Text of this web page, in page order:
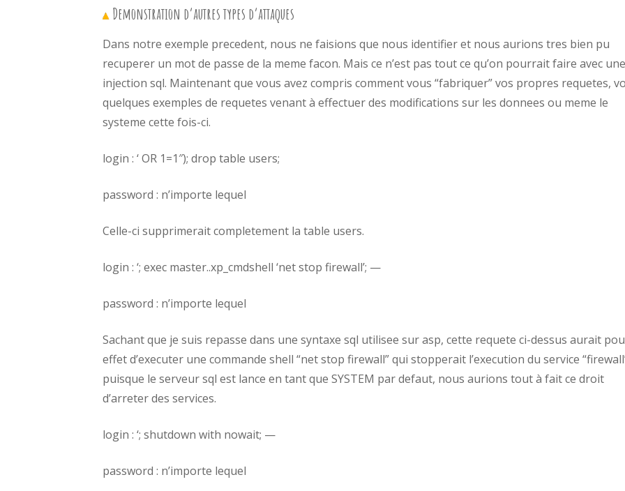
Demonstration d’autres types d’attaques
Dans notre exemple precedent, nous ne faisions que nous identifier et nous aurions tres bien pu
recuperer un mot de passe de la meme facon. Mais ce n’est pas tout ce qu’on pourrait faire avec une
injection sql. Maintenant que vous avez compris comment vous “fabriquer” vos propres requetes,
quelques exemples de requetes venant à effectuer des modifications sur les donnees ou meme le
systeme cette fois-ci.
login : ‘ OR 1=1″); drop table users;
password : n’importe lequel
Celle-ci supprimerait completement la table users.
login : ‘; exec master..xp_cmdshell ‘net stop firewall’; —
password : n’importe lequel
Sachant que je suis repasse dans une syntaxe sql utilisee sur asp, cette requete ci-dessus aurait
effet d’executer une commande shell “net stop firewall” qui stopperait l’execution du service
puisque le serveur sql est lance en tant que SYSTEM par defaut, nous aurions tout à fait ce droit
d’arreter des services.
login : ‘; shutdown with nowait; —
password : n’importe lequel